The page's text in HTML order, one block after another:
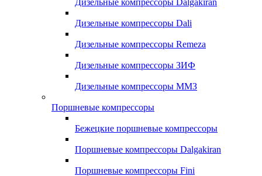
Дизельные компрессоры Dali
Дизельные компрессоры Remeza
Дизельные компрессоры ЗИФ
Дизельные компрессоры ММЗ
Поршневые компрессоры
Бежецкие поршневые компрессоры
Поршневые компрессоры Dalgakiran
Поршневые компрессоры Fini